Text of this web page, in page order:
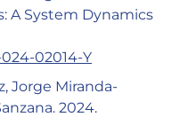
A System Dynamics
02014-Y
Jorge Miranda-
2024.